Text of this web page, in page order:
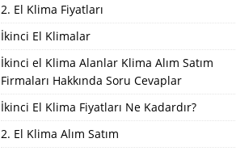
2. El Klima Fiyatları
İkinci El Klimalar
İkinci el Klima Alanlar Klima Alım Satım
Firmaları Hakkında Soru Cevaplar
İkinci El Klima Fiyatları Ne Kadardır?
2. El Klima Alım Satım